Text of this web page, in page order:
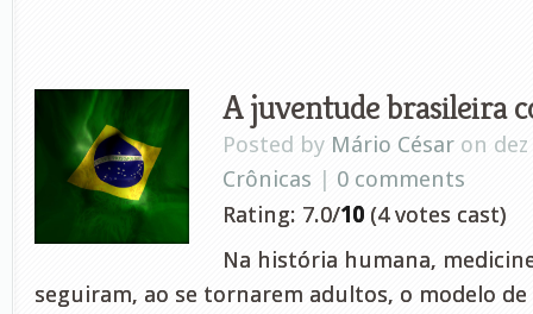
A juventude brasileira
Posted by Mário César on
Crônicas | 0 comments
Rating: 7.0/10 (4 votes cast)
Na história humana,
seguiram, ao se tornarem adultos, o modelo de